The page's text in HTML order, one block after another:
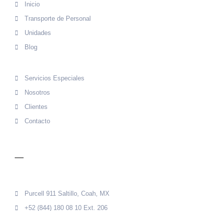
Inicio
Transporte de Personal
Unidades
Blog
Servicios Especiales
Nosotros
Clientes
Contacto
Purcell 911 Saltillo, Coah, MX
+52 (844) 180 08 10 Ext. 206